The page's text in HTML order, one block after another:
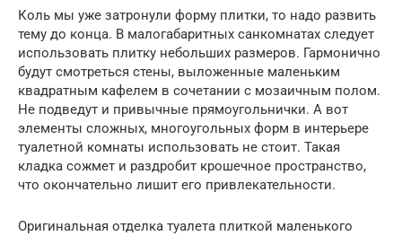
Коль мы уже затронули форму плитки, то надо развить
тему до конца. В малогабаритных санкомнатах следует
использовать плитку небольших размеров. Гармонично
будут смотреться стены, выложенные маленьким
квадратным кафелем в сочетании с мозаичным полом.
Не подведут и привычные прямоугольнички. А вот
элементы сложных, многоугольных форм в интерьере
туалетной комнаты использовать не стоит. Такая
кладка сожмет и раздробит крошечное пространство,
что окончательно лишит его привлекательности.
Оригинальная отделка туалета плиткой маленького